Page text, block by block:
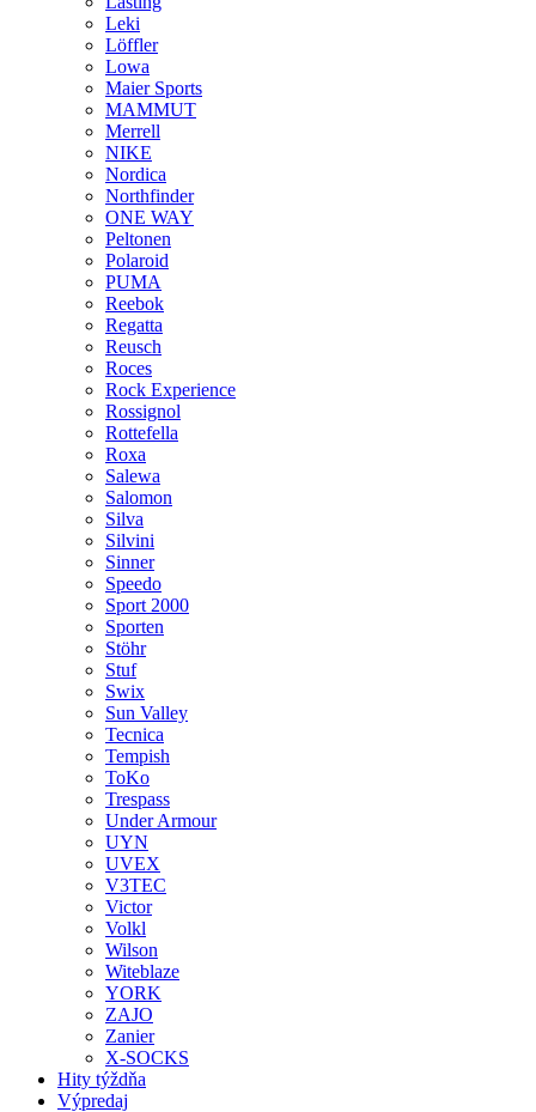
Leki
Löffler
Lowa
Maier Sports
MAMMUT
Merrell
NIKE
Nordica
Northfinder
ONE WAY
Peltonen
Polaroid
PUMA
Reebok
Regatta
Reusch
Roces
Rock Experience
Rossignol
Rottefella
Roxa
Salewa
Salomon
Silva
Silvini
Sinner
Speedo
Sport 2000
Sporten
Stöhr
Stuf
Swix
Sun Valley
Tecnica
Tempish
ToKo
Trespass
Under Armour
UYN
UVEX
V3TEC
Victor
Volkl
Wilson
Witeblaze
YORK
ZAJO
Zanier
X-SOCKS
Hity týždňa
Výpredaj